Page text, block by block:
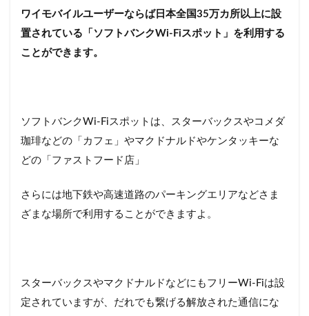
ワイモバイルユーザーならば日本全国35万カ所以上に設
置されている「ソフトバンクWi-Fiスポット」を利用する
ことができます。
ソフトバンクWi-Fiスポットは、スターバックスやコメダ
珈琲などの「カフェ」やマクドナルドやケンタッキーな
どの「ファストフード店」
さらには地下鉄や高速道路のパーキングエリアなどさま
ざまな場所で利用することができますよ。
スターバックスやマクドナルドなどにもフリーWi-Fiは設
定されていますが、だれでも繋げる解放された通信にな